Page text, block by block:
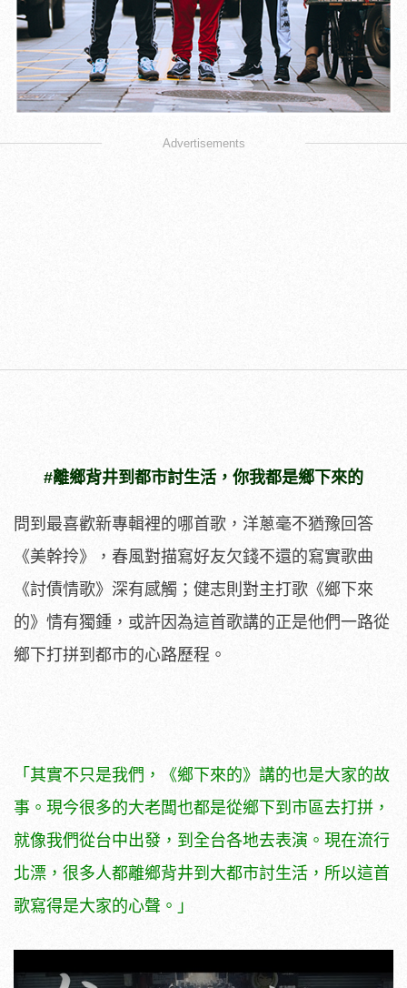
Advertisements
#離鄉背井到都市討生活，你我都是鄉下來的
問到最喜歡新專輯裡的哪首歌，洋蔥毫不猶豫回答
《美幹拎》，春風對描寫好友欠錢不還的寫實歌曲
《討債情歌》深有感觸；健志則對主打歌《鄉下來
的》情有獨鍾，或許因為這首歌講的正是他們一路從
鄉下打拼到都市的心路歷程。
「其實不只是我們，《鄉下來的》講的也是大家的故
事。現今很多的大老闆也都是從鄉下到市區去打拼，
就像我們從台中出發，到全台各地去表演。現在流行
北漂，很多人都離鄉背井到大都市討生活，所以這首
歌寫得是大家的心聲。」